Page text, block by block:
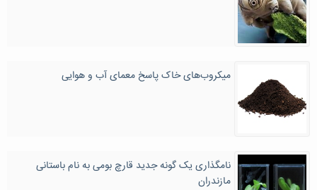
میکروب‌های خاک پاسخ معمای آب و هوایی
نامگذاری یک گونه جدید قارچ بومی به نام باستانی
مازندران